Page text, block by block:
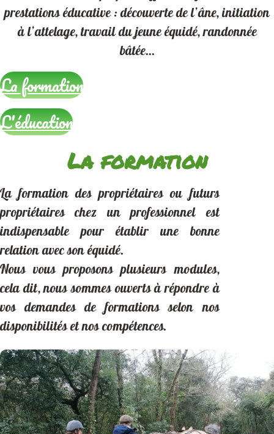
prestations éducative:découverte de l’âne,initiation
à l’attelage,travail du jeune équidé,randonnée
bâtée…
La formation
L'éducation
La formation
La formation des propriétaires ou futurs
propriétaires chez un professionnel est
indispensable pour établir une bonne
relation avec son équidé.
Nous vous proposons plusieurs modules,
cela dit, nous sommes ouverts à répondre à
vos demandes de formations selon nos
disponibilités et nos compétences.